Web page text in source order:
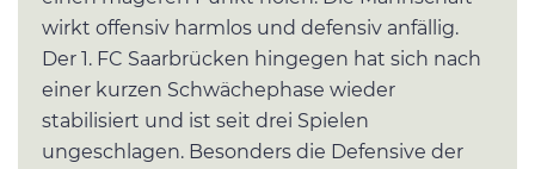
wirkt offensiv harmlos und defensiv anfällig.
Der 1. FC Saarbrücken hingegen hat sich nach
einer kurzen Schwächephase wieder
stabilisiert und ist seit drei Spielen
ungeschlagen. Besonders die Defensive der